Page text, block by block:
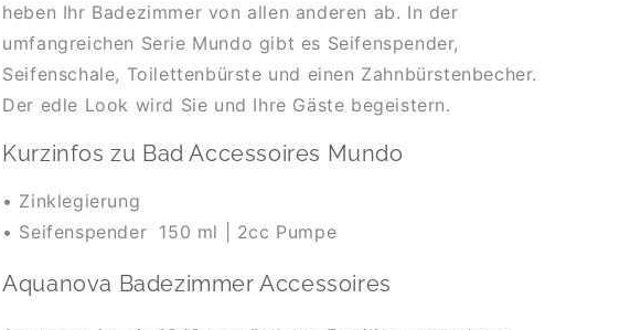
heben Ihr Badezimmer von allen anderen ab. In der
umfangreichen Serie Mundo gibt es Seifenspender,
Seifenschale, Toilettenbürste und einen Zahnbürstenbecher.
Der edle Look wird Sie und Ihre Gäste begeistern.
Kurzinfos zu Bad Accessoires Mundo
• Zinklegierung
• Seifenspender 150 ml | 2cc Pumpe
Aquanova Badezimmer Accessoires